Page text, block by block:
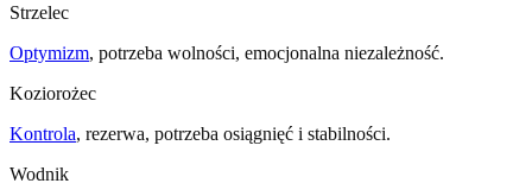
Strzelec
Optymizm, potrzeba wolności, emocjonalna niezależność.
Koziorożec
Kontrola, rezerwa, potrzeba osiągnięć i stabilności.
Wodnik